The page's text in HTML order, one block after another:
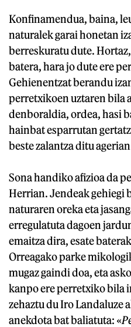
Konfinamendua, baina,
naturalek garai honetan
berreskuratu dute.
batera, hara jo dute ere
Gehienentzat berandu
perretxikoen uztaren bila
denboraldia, ordea, hasi
hainbat esparrutan
beste zalantza ditu
Sona handiko afizioa da
Herrian. Jendeak gehiegi
naturaren oreka eta
erregulatuta dagoen
emaitza dira, esate
Orreagako parke
mugaz gaindi doa, eta
kanpo ere perretxiko bila
zehaztu du Iro Landaluze
anekdota bat baliatuta: «